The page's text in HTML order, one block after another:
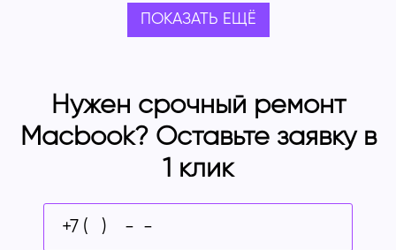
ПОКАЗАТЬ ЕЩЁ
Нужен срочный ремонт
Macbook? Оставьте заявку в
1 клик